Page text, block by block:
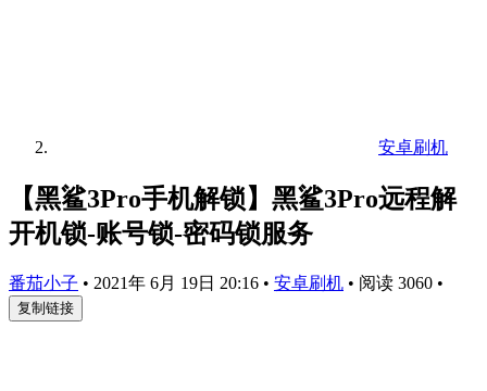
安卓刷机
【黑鲨3Pro手机解锁】黑鲨3Pro远程解
开机锁-账号锁-密码锁服务
番茄小子 • 2021年 6月 19日 20:16 • 安卓刷机 • 阅读 3060 •
复制链接